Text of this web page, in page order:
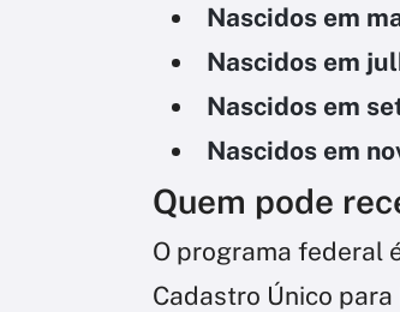
Nascidos em
Nascidos em
Nascidos em
Nascidos em
Quem pode
O programa federal
Cadastro Único